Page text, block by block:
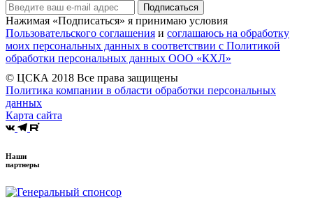
Подписаться
Нажимая «Подписаться» я принимаю условия
Пользовательского соглашения и соглашаюсь на обработку
моих персональных данных в соответствии с Политикой
обработки персональных данных ООО «КХЛ»
© ЦСКА 2018 Все права защищены
Политика компании в области обработки персональных
данных
Карта сайта
Наши
партнеры